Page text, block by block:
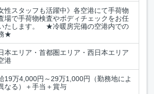
女性スタッフも活躍中》各空港にて手荷物
場で手荷物検査やボディチェックをお任
たします。 ★冷暖房完備の空港内での
★
本エリア・首都圏エリア・西日本エリア
港
19万4,000円～29万1,000円（勤務地によ
なる）＋手当＋賞与